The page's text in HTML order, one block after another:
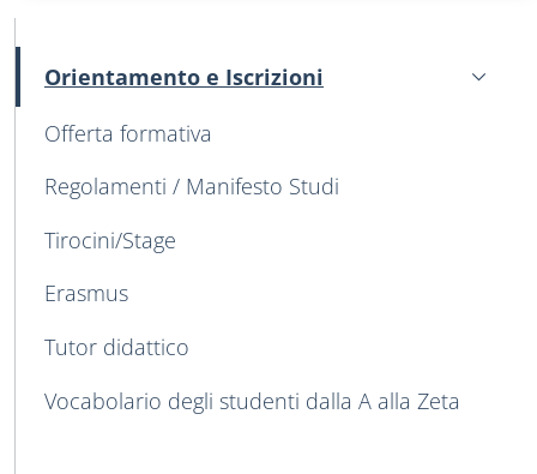
MAIN NAVIGATION
Orientamento e Iscrizioni
Active
Offerta formativa
Regolamenti / Manifesto Studi
Tirocini/Stage
Erasmus
Tutor didattico
Vocabolario degli studenti dalla A alla Zeta